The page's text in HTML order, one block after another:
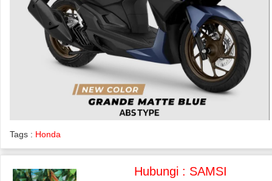
Tags : Honda
Hubungi : SAMSI